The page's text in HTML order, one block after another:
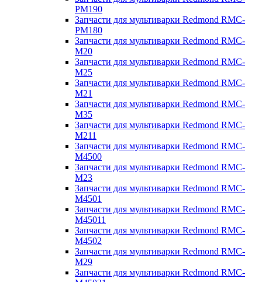
PM190
Запчасти для мультиварки Redmond RMC-
PM180
Запчасти для мультиварки Redmond RMC-
M20
Запчасти для мультиварки Redmond RMC-
M25
Запчасти для мультиварки Redmond RMC-
M21
Запчасти для мультиварки Redmond RMC-
M35
Запчасти для мультиварки Redmond RMC-
M211
Запчасти для мультиварки Redmond RMC-
M4500
Запчасти для мультиварки Redmond RMC-
M23
Запчасти для мультиварки Redmond RMC-
M4501
Запчасти для мультиварки Redmond RMC-
M45011
Запчасти для мультиварки Redmond RMC-
M4502
Запчасти для мультиварки Redmond RMC-
M29
Запчасти для мультиварки Redmond RMC-